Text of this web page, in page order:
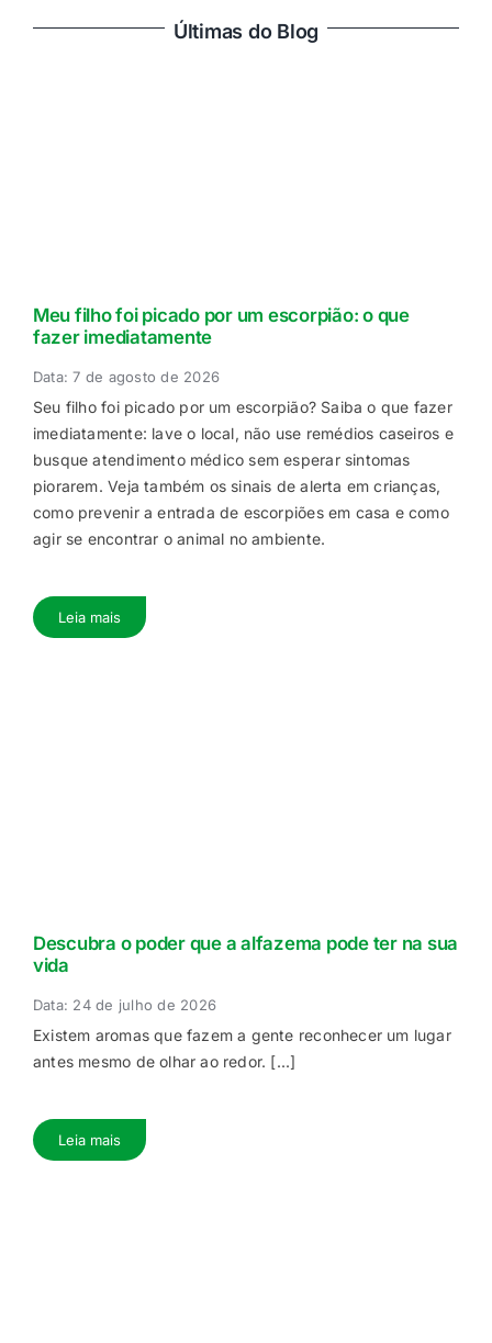
Últimas do Blog
Meu filho foi picado por um escorpião: o que
fazer imediatamente
Data: 7 de agosto de 2026
Seu filho foi picado por um escorpião? Saiba o que fazer
imediatamente: lave o local, não use remédios caseiros e
busque atendimento médico sem esperar sintomas
piorarem. Veja também os sinais de alerta em crianças,
como prevenir a entrada de escorpiões em casa e como
agir se encontrar o animal no ambiente.
Leia mais
Descubra o poder que a alfazema pode ter na sua
vida
Data: 24 de julho de 2026
Existem aromas que fazem a gente reconhecer um lugar
antes mesmo de olhar ao redor. [...]
Leia mais